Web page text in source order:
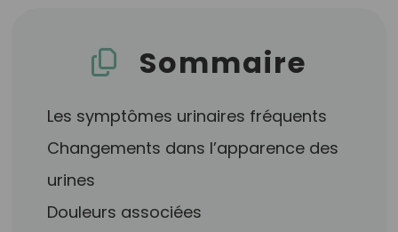
Sommaire
Les symptômes urinaires fréquents
Changements dans l’apparence des
urines
Douleurs associées